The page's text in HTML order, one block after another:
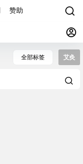
赞助
全部标签 艾灸